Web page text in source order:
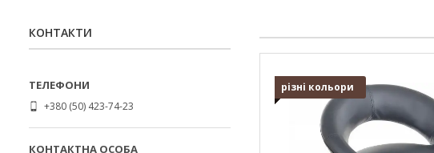
різні кольори
КОНТАКТИ
+380 (50) 423-74-23